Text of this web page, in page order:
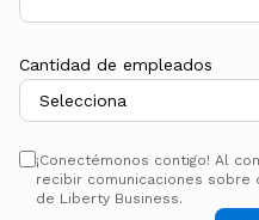
Cantidad de empleados
¡Conectémonos contigo! Al
recibir comunicaciones
de Liberty Business.